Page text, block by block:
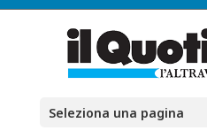
Seleziona una pagina